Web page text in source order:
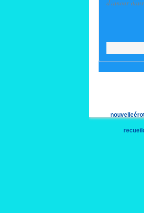
d'amour